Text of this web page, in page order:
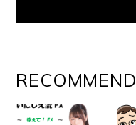
RECOMMEND